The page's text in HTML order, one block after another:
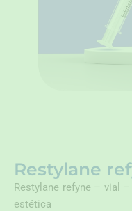
Restylane
Restylane refyne – vial
estética